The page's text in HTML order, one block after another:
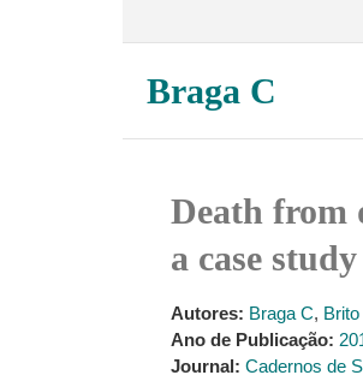
Braga C
Death from
a case
Autores: Braga C,
Ano de Publicação:
Journal: Cadernos de